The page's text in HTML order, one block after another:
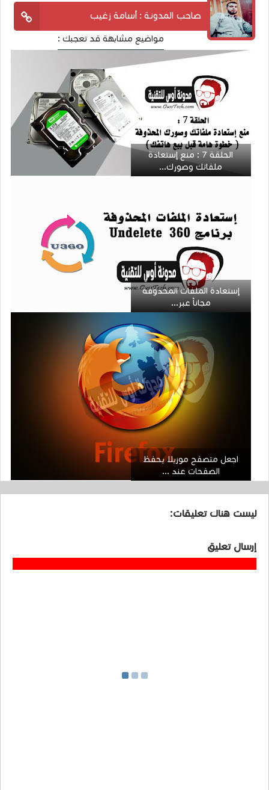
صاحب المدونة : أسامة زغيب
مواضيع مشابهة قد تعجبك :
الحلقة 7 : منع إستعادة
ملفاتك وصورك...
إستعادة الملفات المحذوفة
مجاناً عبر...
اجعل متصفح موزيلا يحفظ
الصفحات عند ...
ليست هناك تعليقات:
إرسال تعليق